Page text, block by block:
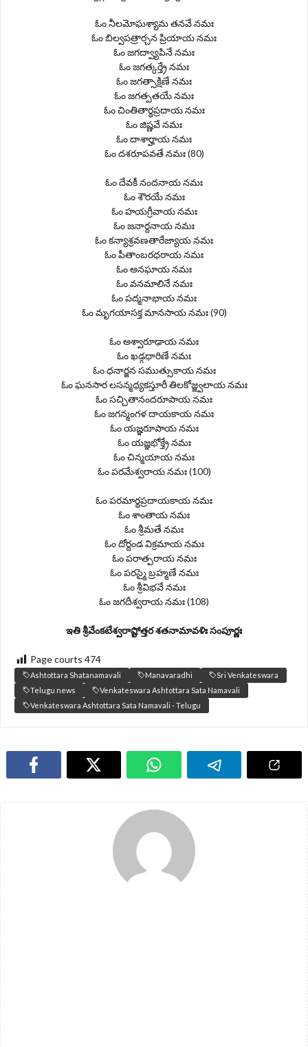
ఓం నీలమోఘశ్యామ తనవే నమః
ఓం బిల్వపత్రార్చన ప్రియాయ నమః
ఓం జగద్వ్యాపినే నమః
ఓం జగత్కర్త్రే నమః
ఓం జగత్సాక్షిణే నమః
ఓం జగత్పతయే నమః
ఓం చింతితార్థప్రదాయ నమః
ఓం జిష్ణవే నమః
ఓం దాశార్హాయ నమః
ఓం దశరూపవతే నమః (80)
ఓం దేవకీ నందనాయ నమః
ఓం శౌరయే నమః
ఓం హయగ్రీవాయ నమః
ఓం జనార్దనాయ నమః
ఓం కన్యాశ్రవణతారేజ్యాయ నమః
ఓం పీతాంబరధరాయ నమః
ఓం అనఘాయ నమః
ఓం వనమాలినే నమః
ఓం పద్మనాభాయ నమః
ఓం మృగయాసక్త మానసాయ నమః (90)
ఓం అశ్వారూఢాయ నమః
ఓం ఖడ్గధారిణే నమః
ఓం ధనార్జన సముత్సుకాయ నమః
ఓం ఘనసార లసన్మధ్యకస్తూరీ తిలకోజ్జ్వలాయ నమః
ఓం సచ్చితానందరూపాయ నమః
ఓం జగన్మంగళ దాయకాయ నమః
ఓం యజ్ఞరూపాయ నమః
ఓం యజ్ఞభోక్త్రే నమః
ఓం చిన్మయాయ నమః
ఓం పరమేశ్వరాయ నమః (100)
ఓం పరమార్థప్రదాయకాయ నమః
ఓం శాంతాయ నమః
ఓం శ్రీమతే నమః
ఓం దోర్దండ విక్రమాయ నమః
ఓం పరాత్పరాయ నమః
ఓం పరస్మై బ్రహ్మణే నమః
ఓం శ్రీవిభవే నమః
ఓం జగదీశ్వరాయ నమః (108)
ఇతి శ్రీవేంకటేశ్వరాష్టోత్తర శతనామావళిః సంపూర్ణః
Page courts 474
Ashtottara Shatanamavali Manavaradhi
Sri Venkateswara
Telugu news
Venkateswara Ashtottara Sata Namavali
Venkateswara Ashtottara Sata Namavali - Telugu